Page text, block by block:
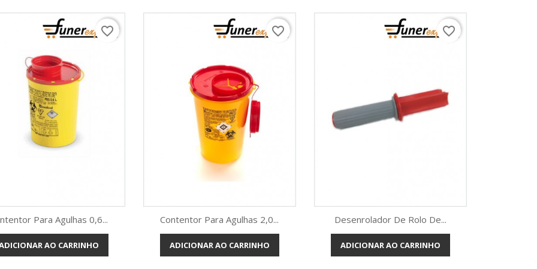
Vista rápida
Para Agulhas 0,6...
AO CARRINHO
favorite_border
Vista rápida
Contentor Para Agulhas 2,0...
ADICIONAR AO CARRINHO
favorite_border
Vista rápida
Desenrolador De Rolo De...
ADICIONAR AO CARRINHO
favorite_border